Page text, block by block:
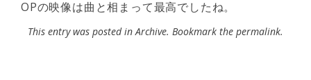
OPの映像は曲と相まって最高でしたね。
This entry was posted inArchive. Bookmark the permalink.